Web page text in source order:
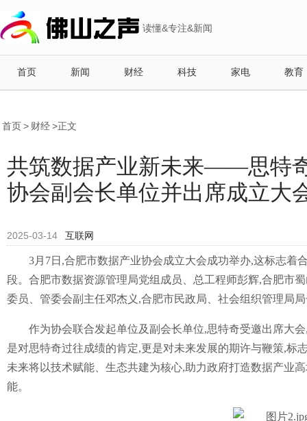
读懂&专注&新闻
首页 新闻 财经 科技 家电 教育
首页> 财经>正文
共筑数据产业新未来——思特
协会副会长单位并出席成立大
2025-03-14 互联网
3月7日,合肥市数据产业协会成立大会成功举办,这标志着
段。合肥市数据资源管理局党组成员、总工程师彭辉,合肥市
委员、管委会副主任邓杰义,合肥市民政局、社会组织管理局
作为协会联合发起单位及副会长单位,思特奇受邀出席大
是对思特奇过往成绩的肯定,更是对未来发展的期许与鞭策,标
未来将以技术赋能、生态共建为核心,助力政府打造数据产业
能。